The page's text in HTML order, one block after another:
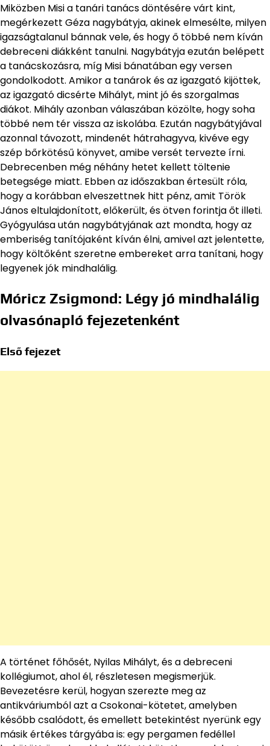
Miközben Misi a tanári tanács döntésére várt kint,
megérkezett Géza nagybátyja, akinek elmesélte, milyen
igazságtalanul bánnak vele, és hogy ő többé nem kíván
debreceni diákként tanulni. Nagybátyja ezután belépett
a tanácskozásra, míg Misi bánatában egy versen
gondolkodott. Amikor a tanárok és az igazgató kijöttek,
az igazgató dicsérte Mihályt, mint jó és szorgalmas
diákot. Mihály azonban válaszában közölte, hogy soha
többé nem tér vissza az iskolába. Ezután nagybátyjával
azonnal távozott, mindenét hátrahagyva, kivéve egy
szép bőrkötésű könyvet, amibe versét tervezte írni.
Debrecenben még néhány hetet kellett töltenie
betegsége miatt. Ebben az időszakban értesült róla,
hogy a korábban elveszettnek hitt pénz, amit Török
János eltulajdonított, előkerült, és ötven forintja őt illeti.
Gyógyulása után nagybátyjának azt mondta, hogy az
emberiség tanítójaként kíván élni, amivel azt jelentette,
hogy költőként szeretne embereket arra tanítani, hogy
legyenek jók mindhalálig.
Móricz Zsigmond: Légy jó mindhalálig
olvasónapló fejezetenként
Első fejezet
A történet főhősét, Nyilas Mihályt, és a debreceni
kollégiumot, ahol él, részletesen megismerjük.
Bevezetésre kerül, hogyan szerezte meg az
antikváriumból azt a Csokonai-kötetet, amelyben
később csalódott, és emellett betekintést nyerünk egy
másik értékes tárgyába is: egy pergamen fedéllel